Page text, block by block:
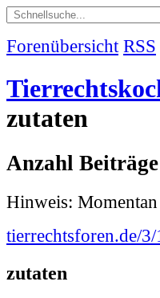
Forenübersicht RSS
zutaten
Anzahl
Hinweis:
tierrechtsforen.de/
zutaten